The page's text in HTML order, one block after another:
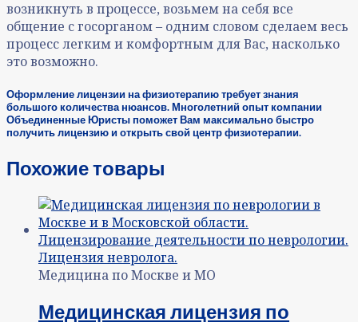
возникнуть в процессе, возьмем на себя все
общение с госорганом – одним словом сделаем весь
процесс легким и комфортным для Вас, насколько
это возможно.
Оформление лицензии на физиотерапию требует знания
большого количества нюансов. Многолетний опыт компании
Объединенные Юристы поможет Вам максимально быстро
получить лицензию и открыть свой центр физиотерапии.
Похожие товары
Медицина по Москве и МО
Медицинская лицензия по